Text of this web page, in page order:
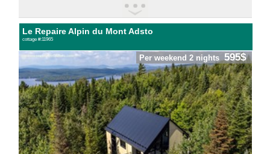
Le Repaire Alpin du Mont Adsto
cottage #:11965
Per weekend 2 nights 595$